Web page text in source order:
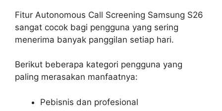
Fitur Autonomous Call Screening Samsung S26
sangat cocok bagi pengguna yang sering
menerima banyak panggilan setiap hari.
Berikut beberapa kategori pengguna yang
paling merasakan manfaatnya:
Pebisnis dan profesional